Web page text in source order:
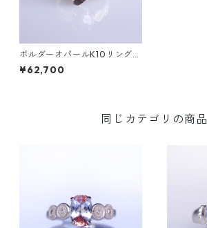
ボルダーオパールK10リング
（茶系） DAHMA(ダーマ)
¥62,700
同じカテゴリの商品